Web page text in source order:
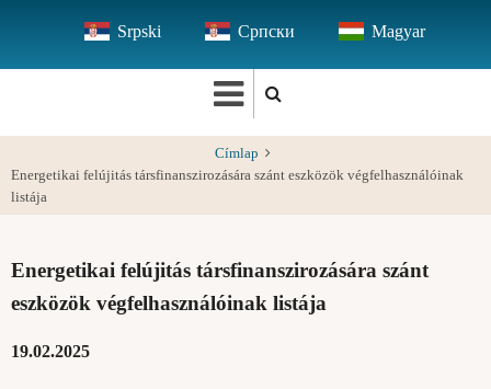
tartalomra
Srpski Српски Magyar
Címlap
Energetikai felújitás társfinanszirozására szánt eszközök végfelhasználóinak
listája
Energetikai felújitás társfinanszirozására szánt
eszközök végfelhasználóinak listája
19.02.2025